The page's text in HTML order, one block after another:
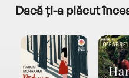
Dacă ți-a plăcut